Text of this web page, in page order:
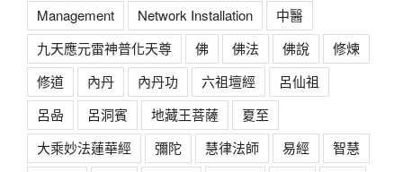
Management Network Installation
中醫
九天應元雷神普化天尊
佛 佛法 佛說
修煉
修道
內丹 內丹功 六祖壇經
呂仙祖
呂喦
呂洞賓 地藏王菩薩
夏至
大乘妙法蓮華經
彌陀 慧律法師 易經
智慧